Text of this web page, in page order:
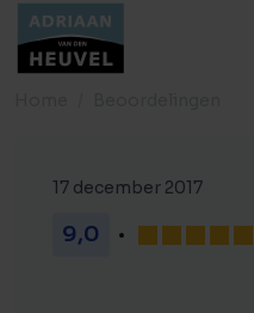
17 december 2017
9,0